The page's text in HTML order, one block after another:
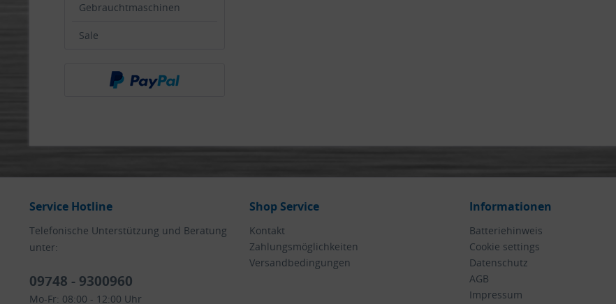
Gebrauchtmaschinen
Sale
Service Hotline
Telefonische Unterstützung und Beratung
unter:
09748 - 9300960
Mo-Fr: 08:00 - 12:00 Uhr
Shop Service
Kontakt
Zahlungsmöglichkeiten
Versandbedingungen
Informationen
Batteriehinweis
Cookie settings
Datenschutz
AGB
Impressum